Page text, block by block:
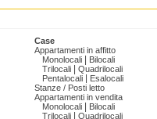
Case
Appartamenti in affitto
Monolocali
Bilocali
Trilocali
Quadrilocali
Pentalocali
Esalocali
Stanze / Posti letto
Appartamenti in vendita
Monolocali
Bilocali
Trilocali
Quadrilocali